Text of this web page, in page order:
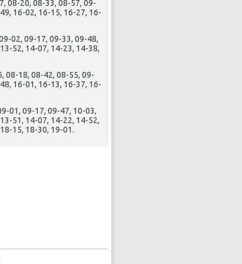
08-20, 08-33, 08-57, 09-
16-02, 16-15, 16-27, 16-
02, 09-17, 09-33, 09-48,
52, 14-07, 14-23, 14-38,
08-18, 08-42, 08-55, 09-
16-01, 16-13, 16-37, 16-
01, 09-17, 09-47, 10-03,
51, 14-07, 14-22, 14-52,
15, 18-30, 19-01.